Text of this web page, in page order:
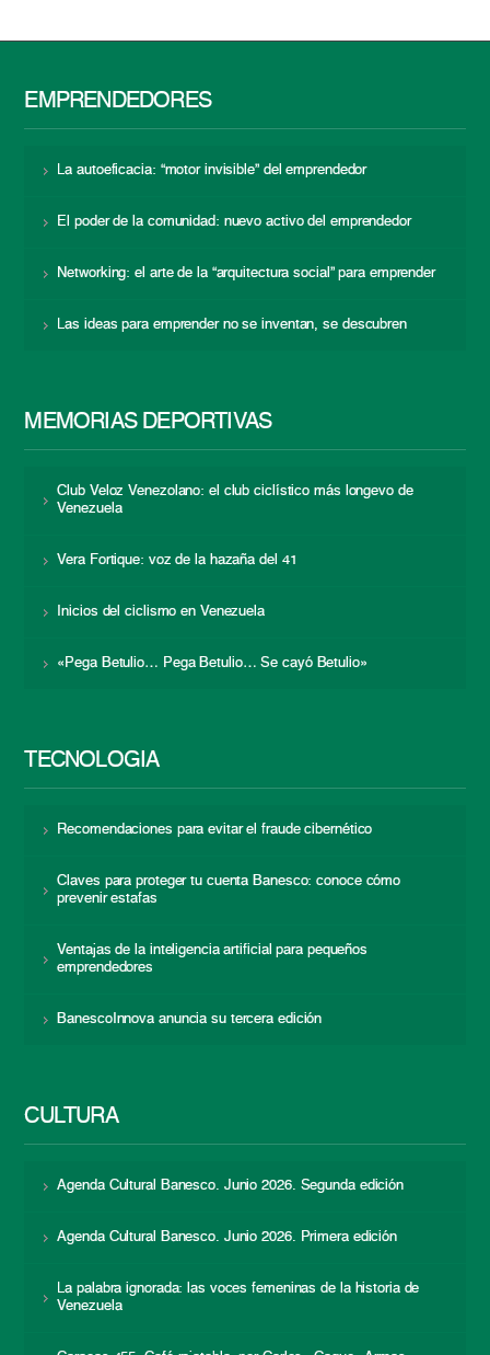
EMPRENDEDORES
La autoeficacia: “motor invisible” del emprendedor
El poder de la comunidad: nuevo activo del emprendedor
Networking: el arte de la “arquitectura social” para emprender
Las ideas para emprender no se inventan, se descubren
MEMORIAS DEPORTIVAS
Club Veloz Venezolano: el club ciclístico más longevo de
Venezuela
Vera Fortique: voz de la hazaña del 41
Inicios del ciclismo en Venezuela
«Pega Betulio… Pega Betulio… Se cayó Betulio»
TECNOLOGÍA
Recomendaciones para evitar el fraude cibernético
Claves para proteger tu cuenta Banesco: conoce cómo
prevenir estafas
Ventajas de la inteligencia artificial para pequeños
emprendedores
BanescoInnova anuncia su tercera edición
CULTURA
Agenda Cultural Banesco. Junio 2026. Segunda edición
Agenda Cultural Banesco. Junio 2026. Primera edición
La palabra ignorada: las voces femeninas de la historia de
Venezuela